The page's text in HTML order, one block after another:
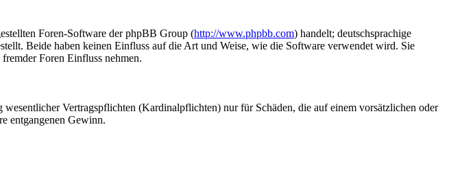
Foren-Software der phpBB Group (http://www.phpbb.com) handelt; deutschsprachige
Beide haben keinen Einfluss auf die Art und Weise, wie die Software verwendet wird. Sie
Foren Einfluss nehmen.
Vertragspflichten (Kardinalpflichten) nur für Schäden, die auf einem vorsätzlichen oder
entgangenen Gewinn.